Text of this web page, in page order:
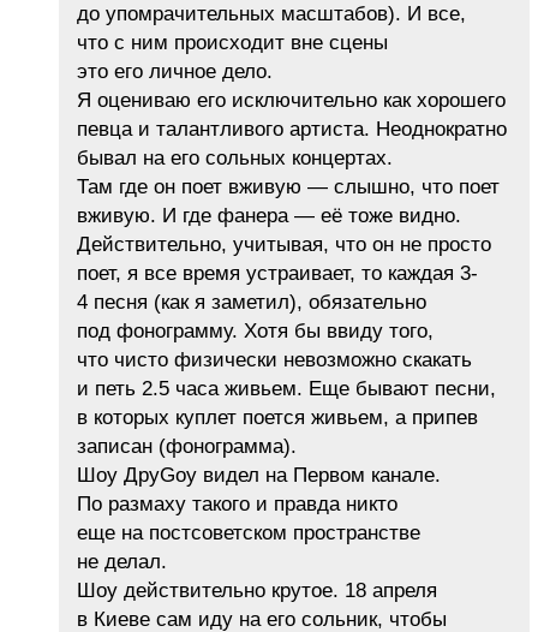
до упомрачительных масштабов). И все,
что с ним происходит вне сцены
это его личное дело.
Я оцениваю его исключительно как хорошего
певца и талантливого артиста. Неоднократно
бывал на его сольных концертах.
Там где он поет вживую — слышно, что поет
вживую. И где фанера — её тоже видно.
Действительно, учитывая, что он не просто
поет, я все время устраивает, то каждая 3-
4 песня (как я заметил), обязательно
под фонограмму. Хотя бы ввиду того,
что чисто физически невозможно скакать
и петь 2.5 часа живьем. Еще бывают песни,
в которых куплет поется живьем, а припев
записан (фонограмма).
Шоу ДруGoy видел на Первом канале.
По размаху такого и правда никто
еще на постсоветском пространстве
не делал.
Шоу действительно крутое. 18 апреля
в Киеве сам иду на его сольник, чтобы